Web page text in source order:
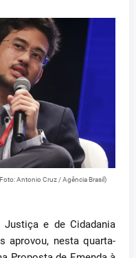
Antonio Cruz / Agência Brasil)
e de Cidadania
aprovou, nesta quarta-